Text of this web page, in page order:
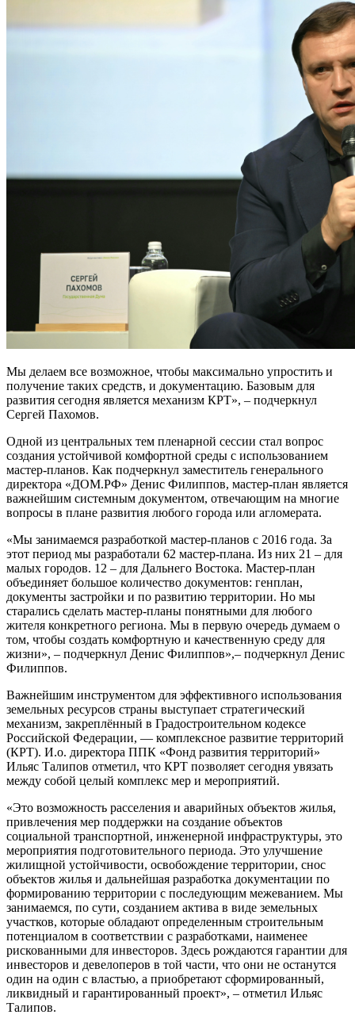
Мы делаем все возможное, чтобы максимально упростить и
получение таких средств, и документацию. Базовым для
развития сегодня является механизм КРТ», – подчеркнул
Сергей Пахомов.
Одной из центральных тем пленарной сессии стал вопрос
создания устойчивой комфортной среды с использованием
мастер-планов. Как подчеркнул заместитель генерального
директора «ДОМ.РФ» Денис Филиппов, мастер-план является
важнейшим системным документом, отвечающим на многие
вопросы в плане развития любого города или агломерата.
«Мы занимаемся разработкой мастер-планов с 2016 года. За
этот период мы разработали 62 мастер-плана. Из них 21 – для
малых городов. 12 – для Дальнего Востока. Мастер-план
объединяет большое количество документов: генплан,
документы застройки и по развитию территории. Но мы
старались сделать мастер-планы понятными для любого
жителя конкретного региона. Мы в первую очередь думаем о
том, чтобы создать комфортную и качественную среду для
жизни», – подчеркнул Денис Филиппов»,– подчеркнул Денис
Филиппов.
Важнейшим инструментом для эффективного использования
земельных ресурсов страны выступает стратегический
механизм, закреплённый в Градостроительном кодексе
Российской Федерации, — комплексное развитие территорий
(КРТ). И.о. директора ППК «Фонд развития территорий»
Ильяс Талипов отметил, что КРТ позволяет сегодня увязать
между собой целый комплекс мер и мероприятий.
«Это возможность расселения и аварийных объектов жилья,
привлечения мер поддержки на создание объектов
социальной транспортной, инженерной инфраструктуры, это
мероприятия подготовительного периода. Это улучшение
жилищной устойчивости, освобождение территории, снос
объектов жилья и дальнейшая разработка документации по
формированию территории с последующим межеванием. Мы
занимаемся, по сути, созданием актива в виде земельных
участков, которые обладают определенным строительным
потенциалом в соответствии с разработками, наименее
рискованными для инвесторов. Здесь рождаются гарантии для
инвесторов и девелоперов в той части, что они не останутся
один на один с властью, а приобретают сформированный,
ликвидный и гарантированный проект», – отметил Ильяс
Талипов.